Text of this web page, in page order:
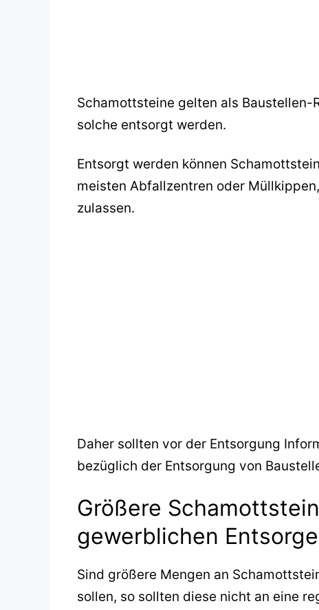
Schamottsteine gelten als Baustellen-
solche entsorgt werden.
Entsorgt werden können
meisten Abfallzentren oder
zulassen.
Daher sollten vor der Entsorgung
bezüglich der Entsorgung von
Größere
gewerblichen
Sind größere Mengen an
sollen, so sollten diese nicht an eine